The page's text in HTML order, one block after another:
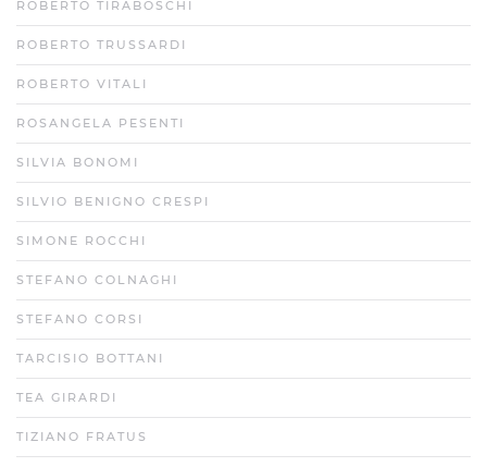
ROBERTO TIRABOSCHI
ROBERTO TRUSSARDI
ROBERTO VITALI
ROSANGELA PESENTI
SILVIA BONOMI
SILVIO BENIGNO CRESPI
SIMONE ROCCHI
STEFANO COLNAGHI
STEFANO CORSI
TARCISIO BOTTANI
TEA GIRARDI
TIZIANO FRATUS